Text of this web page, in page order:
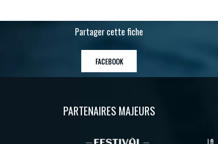
Partager cette fiche
FACEBOOK
PARTENAIRES MAJEURS